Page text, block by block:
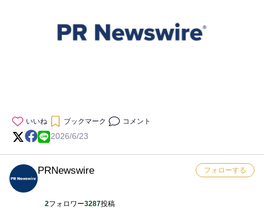
いいね ブックマーク コメント
2026/6/23
PRNewswire
2フォロワー3287投稿
フォローする